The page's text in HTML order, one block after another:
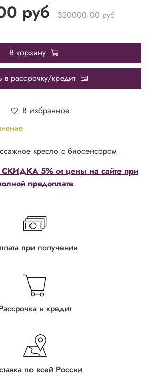
В избранное
руб
320000.00 руб
В корзину
в рассрочку/кредит
5% от цены на сайте при
предоплате
кресло с биосенсором
при получении
и кредит
по всей России